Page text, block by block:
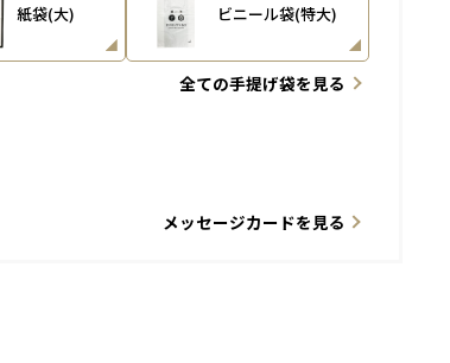
紙袋(大) ビニール袋(特大)
全ての手提げ袋を見る
メッセージカードを見る